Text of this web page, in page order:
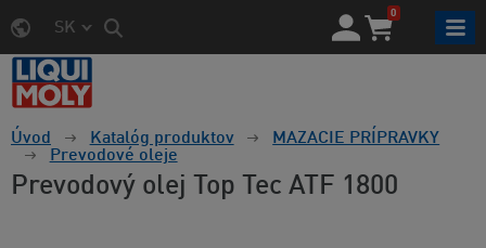
SK
0
Úvod Katalóg produktov
MAZACIE PRÍPRAVKY
Prevodové oleje
Prevodový olej Top Tec ATF 1800